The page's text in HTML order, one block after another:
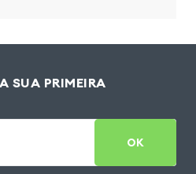
SUA PRIMEIRA
OK